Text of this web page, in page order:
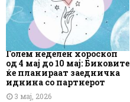
Голем неделен хороскоп
од 4 мај до 10 мај: Биковите
ќе планираат заедничка
иднина со партнерот
3 мај, 2026